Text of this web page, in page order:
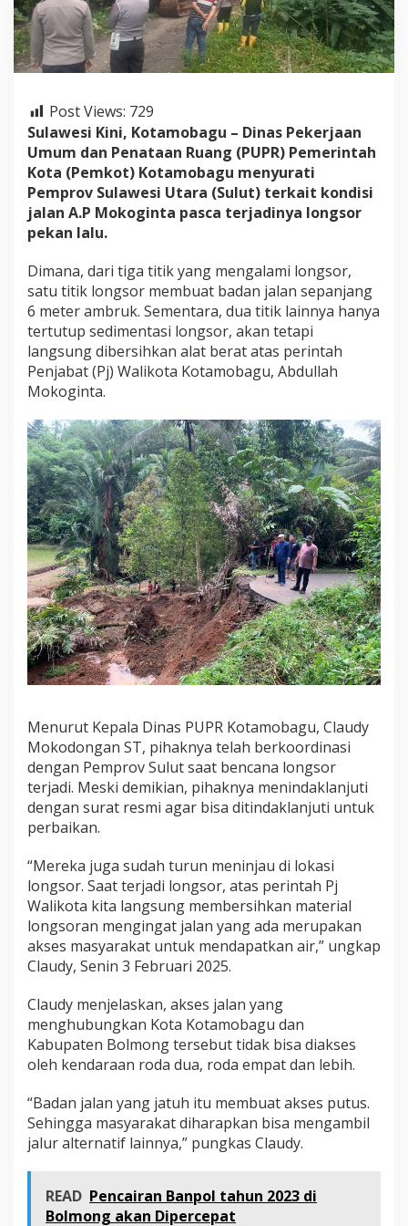
u
S
u
r
a
e
m
r
v
l
u
s
a
l
n
d
i
s
i
J
a
l
a
n
A
.
P
M
o
k
o
n
t
a
Post Views: 729
Sulawesi Kini, Kotamobagu – Dinas Pekerjaan
Umum dan Penataan Ruang (PUPR) Pemerintah
Kota (Pemkot) Kotamobagu menyurati
Pemprov Sulawesi Utara (Sulut) terkait kondisi
jalan A.P Mokoginta pasca terjadinya longsor
pekan lalu.
Dimana, dari tiga titik yang mengalami longsor,
satu titik longsor membuat badan jalan sepanjang
6 meter ambruk. Sementara, dua titik lainnya hanya
tertutup sedimentasi longsor, akan tetapi
langsung dibersihkan alat berat atas perintah
Penjabat (Pj) Walikota Kotamobagu, Abdullah
Mokoginta.
Menurut Kepala Dinas PUPR Kotamobagu, Claudy
Mokodongan ST, pihaknya telah berkoordinasi
dengan Pemprov Sulut saat bencana longsor
terjadi. Meski demikian, pihaknya menindaklanjuti
dengan surat resmi agar bisa ditindaklanjuti untuk
perbaikan.
“Mereka juga sudah turun meninjau di lokasi
longsor. Saat terjadi longsor, atas perintah Pj
Walikota kita langsung membersihkan material
longsoran mengingat jalan yang ada merupakan
akses masyarakat untuk mendapatkan air,” ungkap
Claudy, Senin 3 Februari 2025.
Claudy menjelaskan, akses jalan yang
menghubungkan Kota Kotamobagu dan
Kabupaten Bolmong tersebut tidak bisa diakses
oleh kendaraan roda dua, roda empat dan lebih.
“Badan jalan yang jatuh itu membuat akses putus.
Sehingga masyarakat diharapkan bisa mengambil
jalur alternatif lainnya,” pungkas Claudy.
READ Pencairan Banpol tahun 2023 di
Bolmong akan Dipercepat